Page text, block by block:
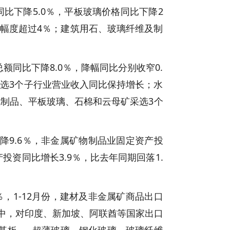
下降5.0％，平板玻璃价格同比下降2
度超过4％；建筑用石、玻璃纤维及制
同比下降8.0％，降幅同比分别收窄0.
3个子行业营业收入同比保持增长；水
品、平板玻璃、石棉和云母矿采选3个
9.6％，非金属矿物制品业固定资产投
资同比增长3.9％，比去年同期回落1.
1-12月份，建材及非金属矿商品出口
对印度、新加坡、阿联酋等国家出口